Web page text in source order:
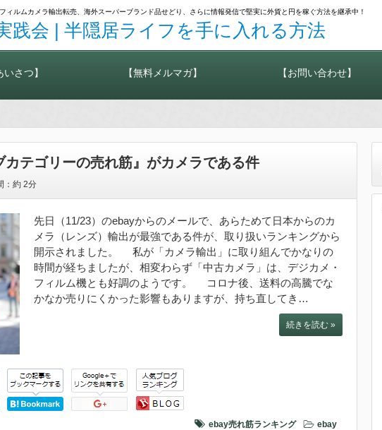
ィルムカメラ輸出転売、海外スーパーブランド品せどり、さらに情報発信で堅実に外貨と円を稼ぐ方法を継承中！
践会 | 半隠居ライフを手に入れる方法
いさつ】 【無料メルマガ】 【お問い合わせ】
テゴリーの売れ筋』がカメラである件
：約 2分
先日（11/23）のebayからのメールで、あらためて日本からのカ
メラ（レンズ）輸出が最強である件が、取り扱いランキングから
開示されました。 私が「カメラ輸出」に取り組んでかなりの
時間が経ちましたが、相変わらず「中古カメラ」は、デジカメ・
フィルム機とも好調のようです。 コロナ後、送料の高騰でな
かなか売りにくかった影響もありますが、持ち直してき…
続きを読む »
ebay売れ筋ランキング ebay